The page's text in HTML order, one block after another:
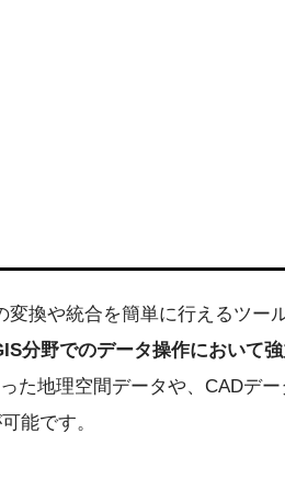
換や統合を簡単に行えるツー
分野でのデータ操作において
た地理空間データや、CADデ
能です。